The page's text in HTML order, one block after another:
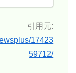
引用元:
17423
59712/